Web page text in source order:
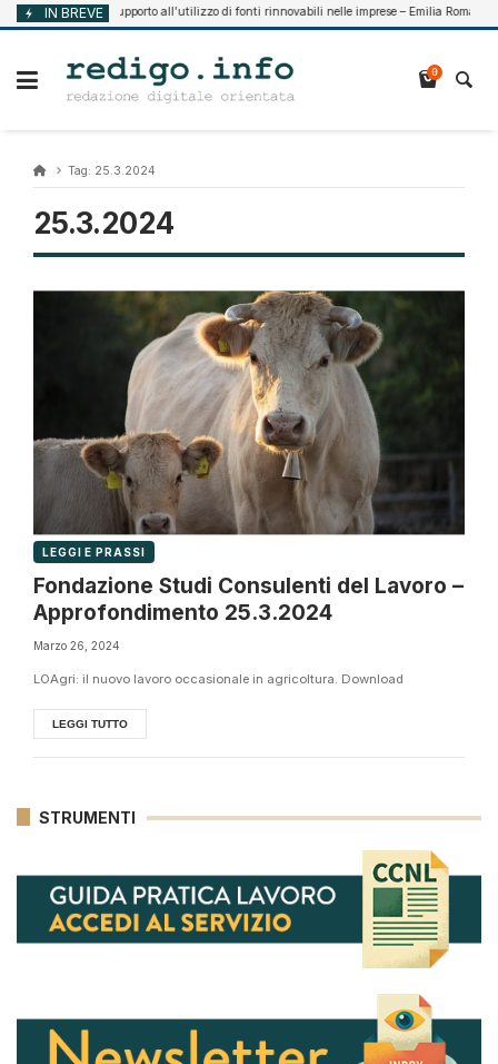
Vai
al
IN BREVE
Agosto 7, 2026 Supporto all’utilizzo di fonti rinnovabili nelle imprese – Emilia Romagna
0
Tag: 25.3.2024
25.3.2024
LEGGI E PRASSI
Fondazione Studi Consulenti del Lavoro –
Approfondimento 25.3.2024
Marzo 26, 2024
LOAgri: il nuovo lavoro occasionale in agricoltura. Download
LEGGI TUTTO
STRUMENTI